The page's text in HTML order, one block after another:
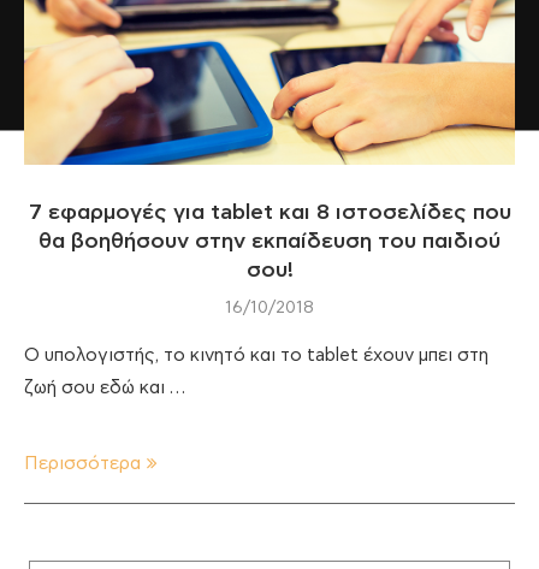
7 εφαρμογές για tablet και 8 ιστοσελίδες που
θα βοηθήσουν στην εκπαίδευση του παιδιού
σου!
16/10/2018
Ο υπολογιστής, το κινητό και το tablet έχουν μπει στη
ζωή σου εδώ και …
Περισσότερα